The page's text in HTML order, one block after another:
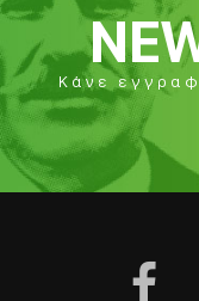
Κάνε
